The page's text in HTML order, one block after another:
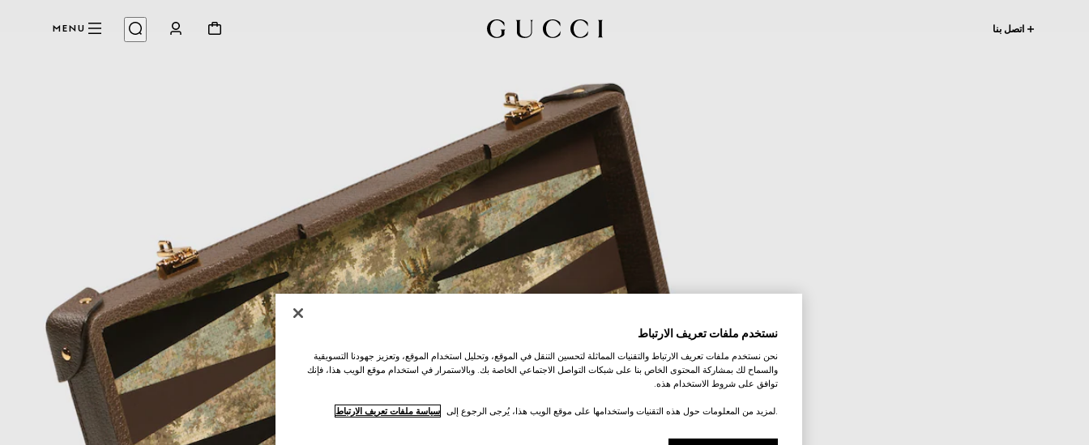
اتصل بنا MENU
نستخدم ملفات تعريف الارتباط
نحن نستخدم ملفات تعريف الارتباط والتقنيات المماثلة لتحسين التنقل في الموقع، وتحليل استخدام الموقع، وتعزيز جهودنا التسويقية
والسماح لك بمشاركة المحتوى الخاص بنا على شبكات التواصل الاجتماعي الخاصة بك. وبالاستمرار في استخدام موقع الويب هذا، فإنك
توافق على شروط الاستخدام هذه.
.لمزيد من المعلومات حول هذه التقنيات واستخدامها على موقع الويب هذا، يُرجى الرجوع إلى سياسة ملفات تعريف الارتباط